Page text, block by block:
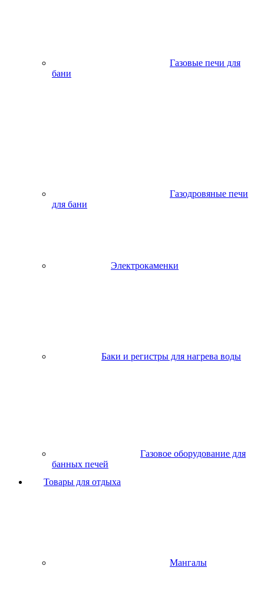
Газовые печи для
бани
Газодровяные печи
для бани
Электрокаменки
Баки и регистры для нагрева воды
Газовое оборудование для
банных печей
Товары для отдыха
Мангалы